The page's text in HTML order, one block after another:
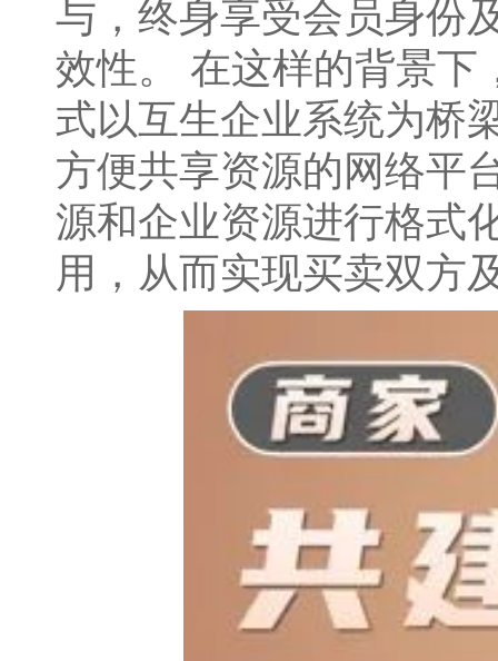
与，终身享受会员身份
效性。 在这样的背景下
式以互生企业系统为桥
方便共享资源的网络平
源和企业资源进行格式
用，从而实现买卖双方